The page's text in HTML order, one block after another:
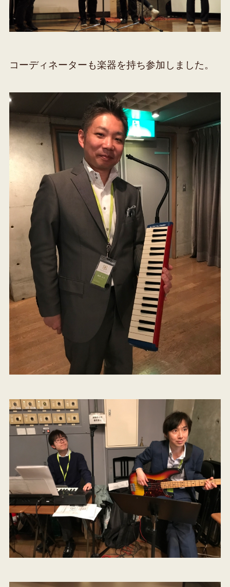
コーディネーターも楽器を持ち参加しました。